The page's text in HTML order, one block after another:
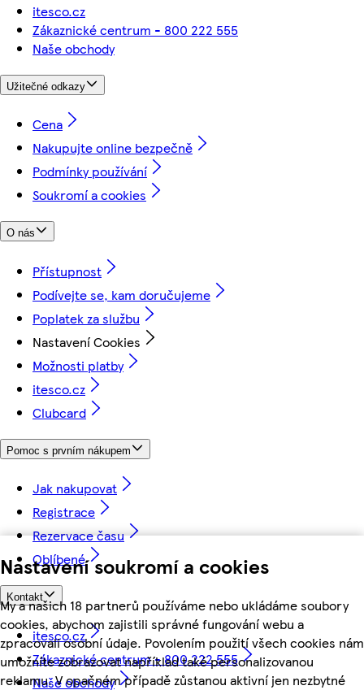
Nastavení soukromí a cookies
My a našich 18 partnerů používáme nebo ukládáme soubory
cookies, abychom zajistili správné fungování webu a
zpracovali osobní údaje. Povolením použití všech cookies nám
umožníte zobrazovat například také personalizovanou
reklamu. V opačném případě zůstanou aktivní jen nezbytné
itesco.cz
Zákaznické centrum - 800 222 555
Naše obchody
Užitečné odkazy
Cena
Nakupujte online bezpečně
Podmínky používání
Soukromí a cookies
O nás
Přístupnost
Podívejte se, kam doručujeme
Poplatek za službu
Nastavení Cookies
Možnosti platby
itesco.cz
Clubcard
Pomoc s prvním nákupem
Jak nakupovat
Registrace
Rezervace času
Oblíbené
Kontakt
itesco.cz
Zákaznické centrum - 800 222 555
Naše obchody